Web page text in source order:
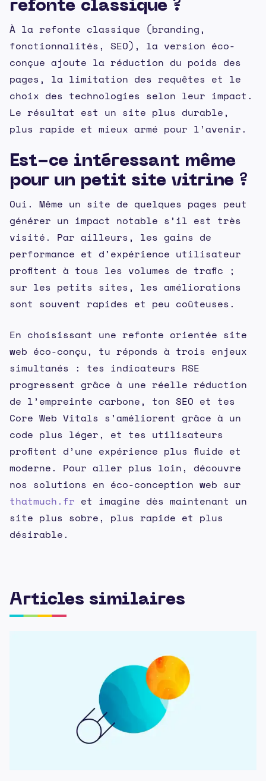
refonte classique ?
À la refonte classique (branding,
fonctionnalités, SEO), la version éco-
conçue ajoute la réduction du poids des
pages, la limitation des requêtes et le
choix des technologies selon leur impact.
Le résultat est un site plus durable,
plus rapide et mieux armé pour l’avenir.
Est-ce intéressant même
pour un petit site vitrine ?
Oui. Même un site de quelques pages peut
générer un impact notable s’il est très
visité. Par ailleurs, les gains de
performance et d’expérience utilisateur
profitent à tous les volumes de trafic ;
sur les petits sites, les améliorations
sont souvent rapides et peu coûteuses.
En choisissant une refonte orientée site
web éco-conçu, tu réponds à trois enjeux
simultanés : tes indicateurs RSE
progressent grâce à une réelle réduction
de l’empreinte carbone, ton SEO et tes
Core Web Vitals s’améliorent grâce à un
code plus léger, et tes utilisateurs
profitent d’une expérience plus fluide et
moderne. Pour aller plus loin, découvre
nos solutions en éco-conception web sur
thatmuch.fr et imagine dès maintenant un
site plus sobre, plus rapide et plus
désirable.
Articles similaires